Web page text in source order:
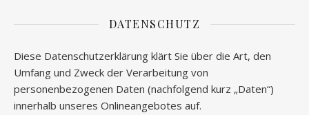
DATENSCHUTZ
Diese Datenschutzerklärung klärt Sie über die Art, den
Umfang und Zweck der Verarbeitung von
personenbezogenen Daten (nachfolgend kurz „Daten“)
innerhalb unseres Onlineangebotes auf.